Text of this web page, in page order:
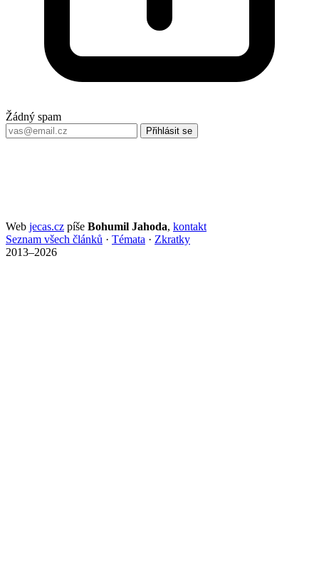
Žádný spam
Přihlásit se
Web jecas.cz píše Bohumil Jahoda, kontakt
Seznam všech článků · Témata · Zkratky
2013–2026